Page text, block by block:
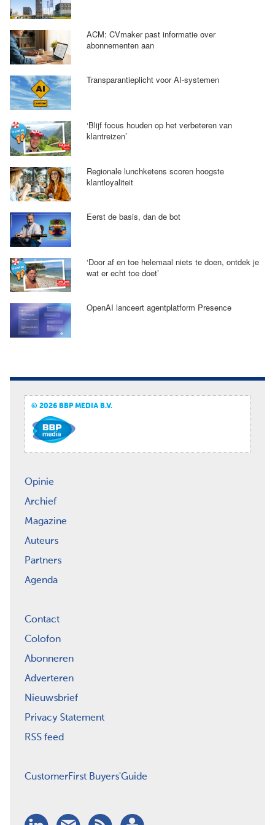
ACM: CVmaker past informatie over
abonnementen aan
Transparantieplicht voor AI-systemen
‘Blijf focus houden op het verbeteren van
klantreizen’
Regionale lunchketens scoren hoogste
klantloyaliteit
Eerst de basis, dan de bot
‘Door af en toe helemaal niets te doen, ontdek je
wat er echt toe doet’
OpenAI lanceert agentplatform Presence
© 2026 BBP MEDIA B.V.
Opinie
Archief
Magazine
Auteurs
Partners
Agenda
Contact
Colofon
Abonneren
Adverteren
Nieuwsbrief
Privacy Statement
RSS feed
CustomerFirst Buyers'Guide